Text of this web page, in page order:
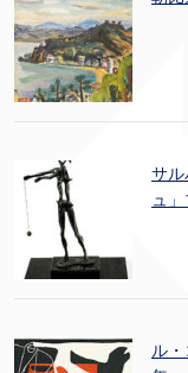
サル
ュ
ル